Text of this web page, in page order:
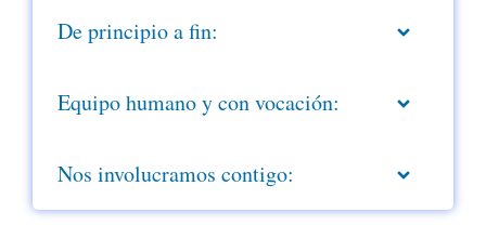
De principio a fin:
Equipo humano y con vocación:
Nos involucramos contigo: